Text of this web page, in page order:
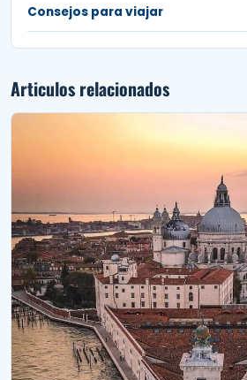
Consejos para viajar
Articulos relacionados